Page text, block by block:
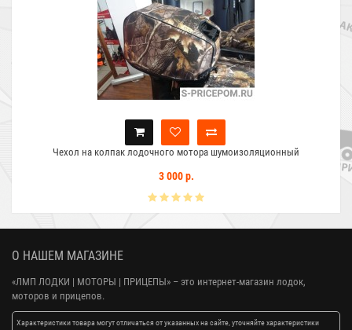
Чехол на колпак лодочного мотора шумоизоляционный
3 000 р.
О НАШЕМ МАГАЗИНЕ
«ЛМП ЛОДКИ | МОТОРЫ | ПРИЦЕПЫ» – это интернет-магазин лодок,
моторов и прицепов.
Характеристики товара могут отличаться от указанных на сайте, уточняйте характеристики